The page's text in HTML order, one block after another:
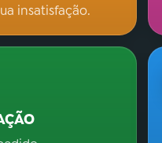
insatisfação.